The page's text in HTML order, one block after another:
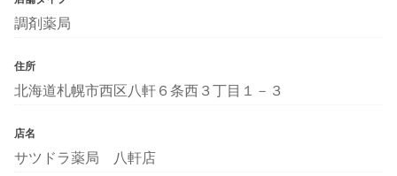
調剤薬局
住所
北海道札幌市西区八軒６条西３丁目１－３
店名
サツドラ薬局 八軒店